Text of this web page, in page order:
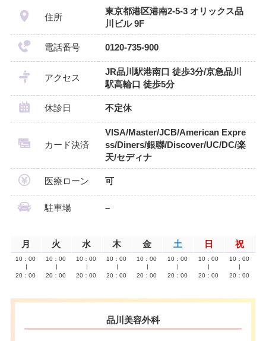
住所
東京都港区港南2-5-3 オリックス品
川ビル 9F
電話番号 0120-735-900
アクセス
JR品川駅港南口 徒歩3分/京急品川
駅高輪口 徒歩5分
休診日 不定休
カード決済
VISA/Master/JCB/American Expre
ss/Diners/銀聯/Discover/UC/DC/楽
天/セディナ
医療ローン 可
駐車場 –
月 火 水 木 金 土 日 祝
10：00
20：00
10：00
20：00
10：00
20：00
10：00
20：00
10：00
20：00
10：00
20：00
10：00
20：00
10：00
20：00
品川美容外科